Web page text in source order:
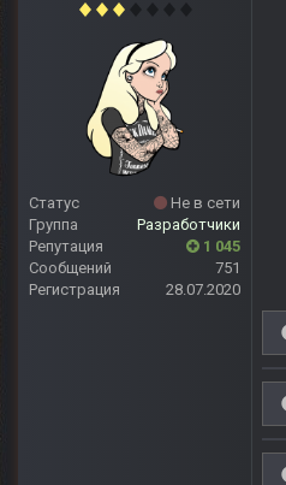
Статус
Не в сети
Группа
Разработчики
Репутация
1 045
Сообщений
751
Регистрация
28.07.2020